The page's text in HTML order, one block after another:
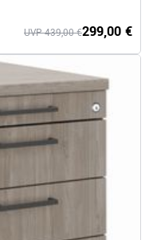
299,00 €
UVP 439,00 €